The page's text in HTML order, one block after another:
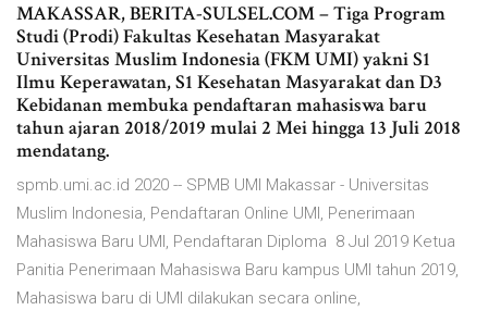
MAKASSAR, BERITA-SULSEL.COM – Tiga Program
Studi (Prodi) Fakultas Kesehatan Masyarakat
Universitas Muslim Indonesia (FKM UMI) yakni S1
Ilmu Keperawatan, S1 Kesehatan Masyarakat dan D3
Kebidanan membuka pendaftaran mahasiswa baru
tahun ajaran 2018/2019 mulai 2 Mei hingga 13 Juli 2018
mendatang.
spmb.umi.ac.id 2020 -- SPMB UMI Makassar - Universitas
Muslim Indonesia, Pendaftaran Online UMI, Penerimaan
Mahasiswa Baru UMI, Pendaftaran Diploma 8 Jul 2019 Ketua
Panitia Penerimaan Mahasiswa Baru kampus UMI tahun 2019,
Mahasiswa baru di UMI dilakukan secara online,